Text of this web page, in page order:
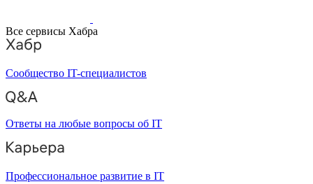
Все сервисы Хабра
Сообщество IT-специалистов
Ответы на любые вопросы об IT
Профессиональное развитие в IT